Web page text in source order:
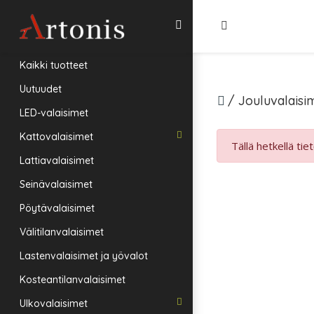
Kaikki tuotteet
Uutuudet
LED-valaisimet
Kattovalaisimet
Lattiavalaisimet
Seinävalaisimet
Pöytävalaisimet
Välitilanvalaisimet
Lastenvalaisimet ja yövalot
Kosteantilanvalaisimet
Ulkovalaisimet
/
Tällä hetkellä